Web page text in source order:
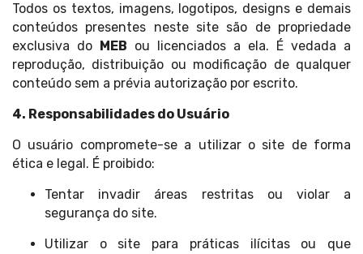
Todos os textos, imagens, logotipos, designs e demais
conteúdos presentes neste site são de propriedade
exclusiva do
MEB ou licenciados a ela. É vedada a
reprodução, distribuição ou modificação de qualquer
conteúdo sem a prévia autorização por escrito.
4. Responsabilidades do Usuário
O usuário compromete-se a utilizar o site de forma
ética e legal. É proibido:
Tentar invadir áreas restritas ou violar a
segurança do site.
Utilizar o site para práticas ilícitas ou que